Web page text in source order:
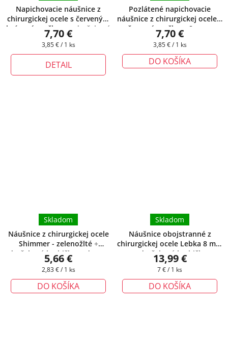
Napichovacie náušnice z
chirurgickej ocele s červeným
brúseným očkom + darčeková
krabička zadarmo
7,70 €
Jednotková
3,85 € / 1 ks
DETAIL
Pozlátené napichovacie
náušnice z chirurgickej ocele s
červeným očkom 8mm
darčeková krabička zadarmo
7,70 €
Jednotková
3,85 € / 1 ks
DO KOŠÍKA
Náušnice z chirurgickej ocele
Shimmer - zelenožlté +
darčeková krabička zadarmo
Skladom
5,66 €
Jednotková
2,83 € / 1 ks
DO KOŠÍKA
Náušnice obojstranné z
chirurgickej ocele Lebka 8 mm
+ darčeková krabička
zadarmo
Skladom
13,99 €
Jednotková
7 € / 1 ks
DO KOŠÍKA